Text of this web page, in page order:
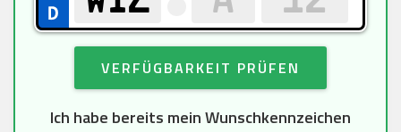
VERFÜGBARKEIT PRÜFEN
Ich habe bereits mein Wunschkennzeichen